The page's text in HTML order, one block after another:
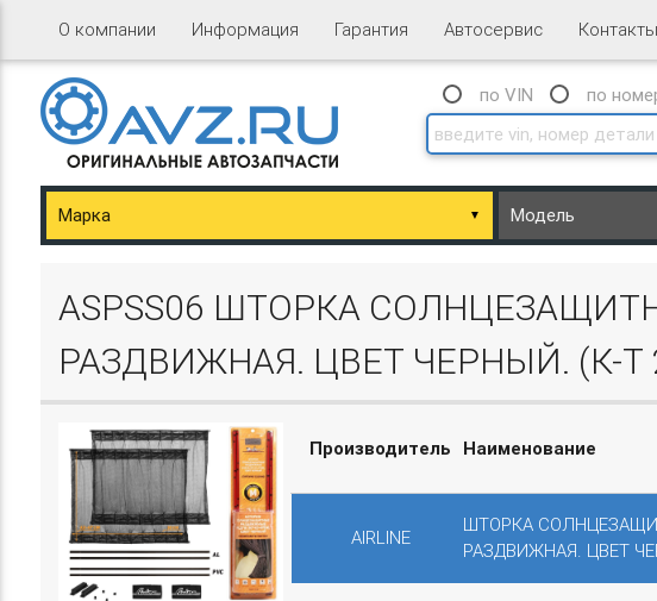
О компании Информация Гарантия Автосервис Контакты
Basket.php
по VIN
по
▼
ASPSS06 ШТОРКА
РАЗДВИЖНАЯ. ЦВЕТ ЧЕРНЫЙ. (К-Т
Производитель Наименование
AIRLINE
ШТОРКА
РАЗДВИЖНАЯ. ЦВЕТ